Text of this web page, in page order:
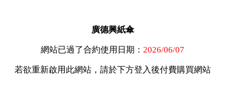
廣德興紙傘
網站已過了合約使用日期： 2026/06/07
若欲重新啟用此網站，請於下方登入後付費購買網站